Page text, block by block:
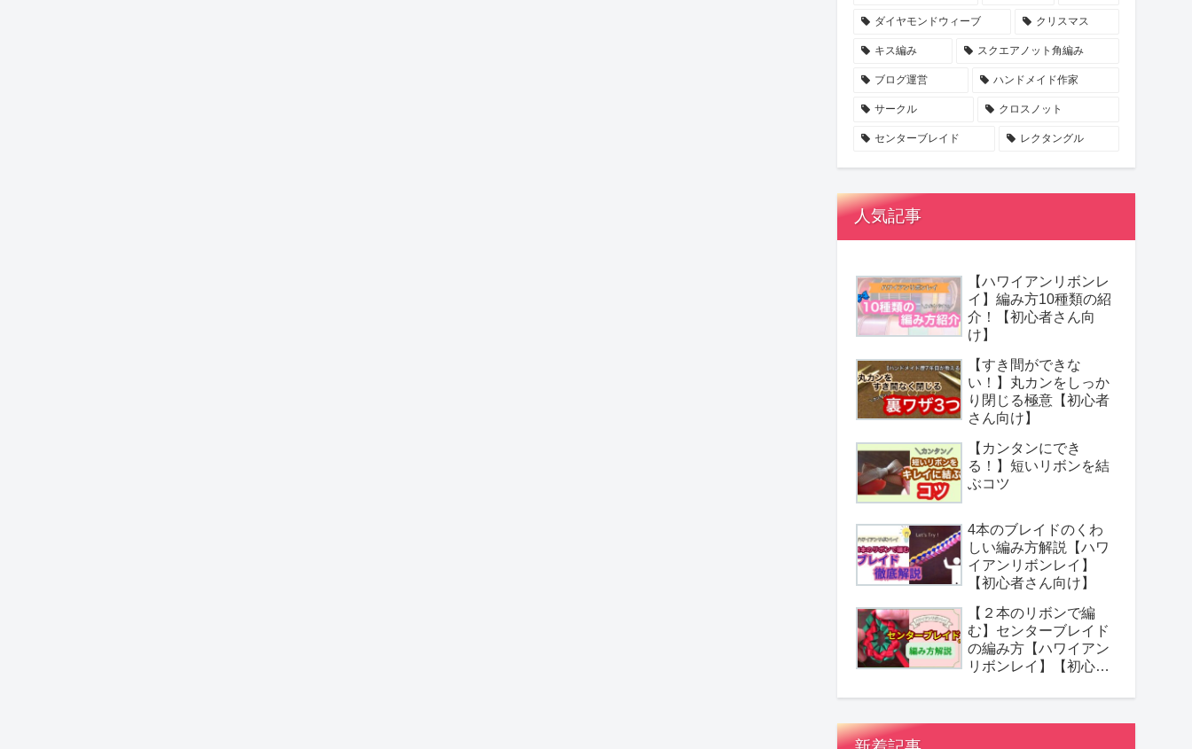
ダイヤモンドウィーブ クリスマス
キス編み スクエアノット角編み
ブログ運営 ハンドメイド作家
サークル クロスノット
センターブレイド レクタングル
人気記事
【ハワイアンリボンレ
イ】編み方10種類の紹
介！【初心者さん向
け】
【すき間ができな
い！】丸カンをしっか
り閉じる極意【初心者
さん向け】
【カンタンにでき
る！】短いリボンを結
ぶコツ
4本のブレイドのくわ
しい編み方解説【ハワ
イアンリボンレイ】
【初心者さん向け】
【２本のリボンで編
む】センターブレイド
の編み方【ハワイアン
リボンレイ】【初心者